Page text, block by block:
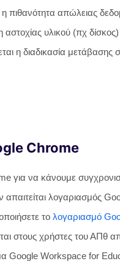
πιθανότητα απώλειας
υλικού (πχ δίσκος)
η διαδικασία μετάβασης
Chrome
για να κάνουμε
απαιτείται λογαριασμός
το λογαριασμό
στους χρήστες του ΑΠθ
Google Workspace for